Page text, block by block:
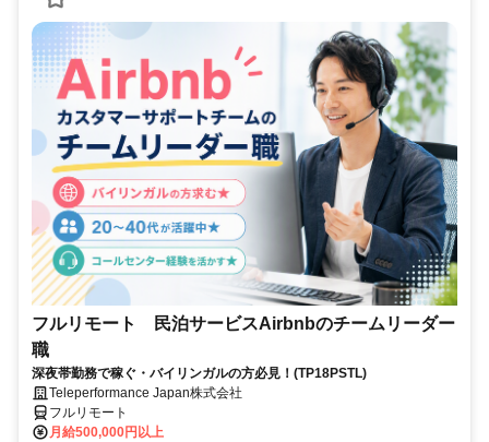
フルリモート 民泊サービスAirbnbのチームリーダー
職
深夜帯勤務で稼ぐ・バイリンガルの方必見！(TP18PSTL)
Teleperformance Japan株式会社
フルリモート
月給500,000円以上